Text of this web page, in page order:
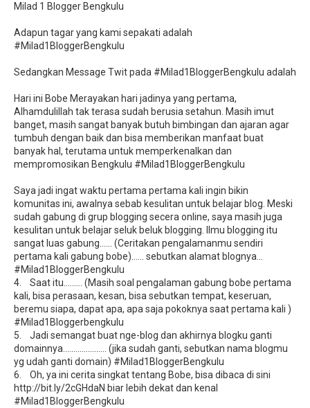
Milad 1 Blogger Bengkulu
Adapun tagar yang kami sepakati adalah
#Milad1BloggerBengkulu
Sedangkan Message Twit pada #Milad1BloggerBengkulu adalah
Hari ini Bobe Merayakan hari jadinya yang pertama,
Alhamdulillah tak terasa sudah berusia setahun. Masih imut
banget, masih sangat banyak butuh bimbingan dan ajaran agar
tumbuh dengan baik dan bisa memberikan manfaat buat
banyak hal, terutama untuk memperkenalkan dan
mempromosikan Bengkulu #Milad1BloggerBengkulu
Saya jadi ingat waktu pertama pertama kali ingin bikin
komunitas ini, awalnya sebab kesulitan untuk belajar blog. Meski
sudah gabung di grup blogging secera online, saya masih juga
kesulitan untuk belajar seluk beluk blogging. Ilmu blogging itu
sangat luas gabung…… (Ceritakan pengalamanmu sendiri
pertama kali gabung bobe)…… sebutkan alamat blognya…
#Milad1BloggerBengkulu
4. Saat itu……… (Masih soal pengalaman gabung bobe pertama
kali, bisa perasaan, kesan, bisa sebutkan tempat, keseruan,
beremu siapa, dapat apa, apa saja pokoknya saat pertama kali )
#Milad1Bloggerbengkulu
5. Jadi semangat buat nge-blog dan akhirnya blogku ganti
domainnya………………… (jika sudah ganti, sebutkan nama blogmu
yg udah ganti domain) #Milad1BloggerBengkulu
6. Oh, ya ini cerita singkat tentang Bobe, bisa dibaca di sini
http://bit.ly/2cGHdaN biar lebih dekat dan kenal
#Milad1BloggerBengkulu